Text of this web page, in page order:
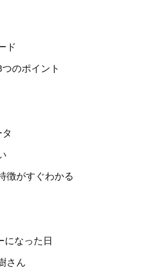
ド
のポイント
徴がすぐわかる
になった日
さん